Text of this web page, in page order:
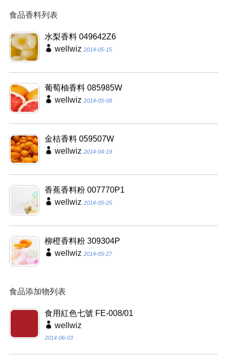
食品香料列表
水梨香料 049642Z6
wellwiz 2014-05-15
葡萄柚香料 085985W
wellwiz 2014-05-08
金桔香料 059507W
wellwiz 2014-04-19
香蕉香料粉 007770P1
wellwiz 2014-05-25
柳橙香料粉 309304P
wellwiz 2014-05-27
食品添加物列表
食用紅色七號 FE-008/01
wellwiz
2014-06-03